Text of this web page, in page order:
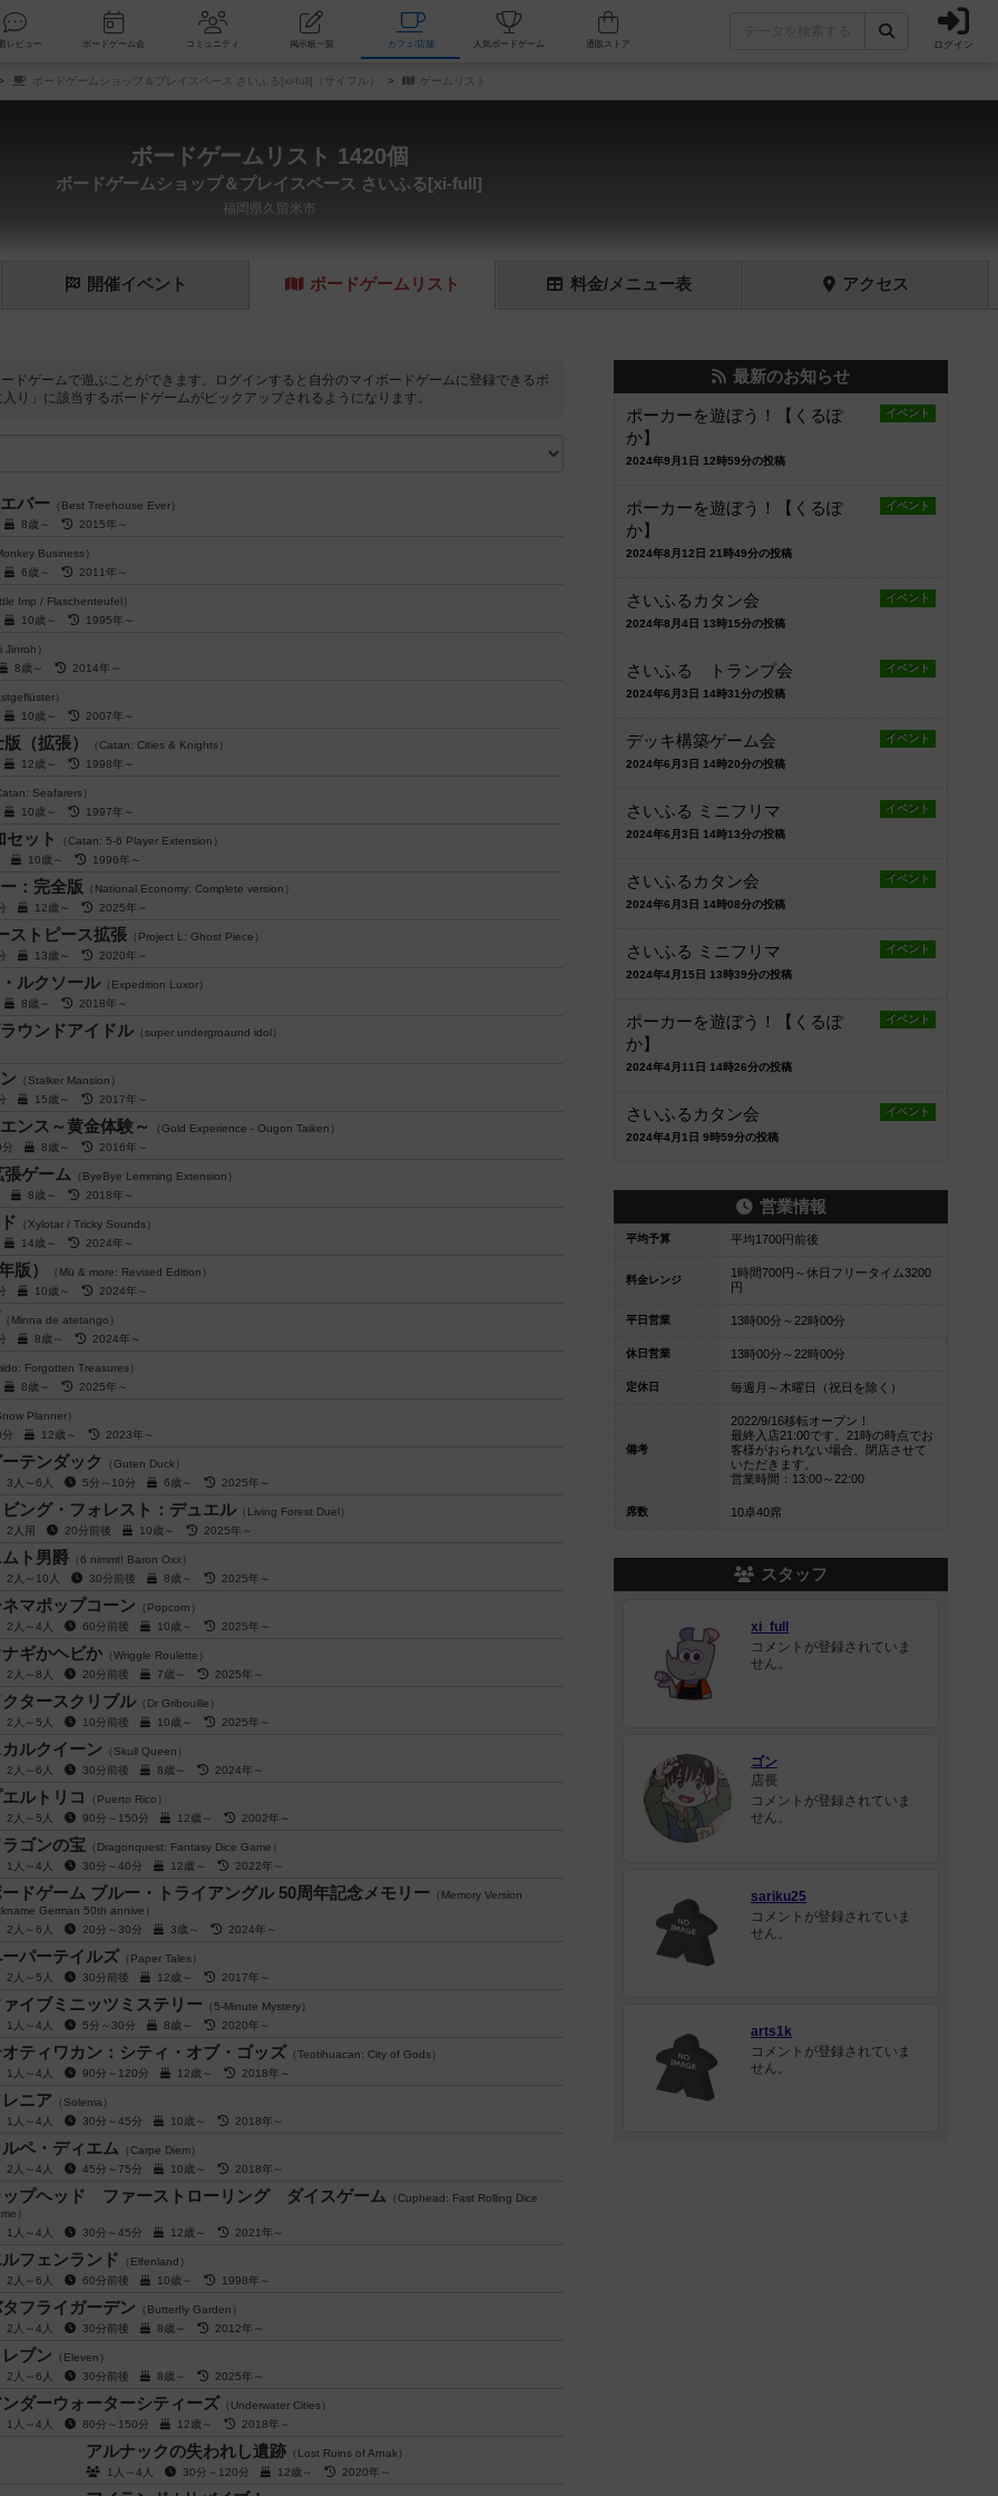
新着レビュー ボードゲーム会 コミュニティ 掲示板一覧 カフェ/店舗 人気ボードゲーム ログイン
ボードゲームショップ＆プレイスペース さいふる[xi-full]（サイフル） ゲームリスト
ボードゲームリスト 1420個
ボードゲームショップ＆プレイスペース さいふる[xi-full]
福岡県久留米市
開催イベント ボードゲーム リスト 料金/メニュー表 アクセス
ドゲームで遊ぶことができます。ログインすると自分のマイボードゲームに登録できるボ
り」に該当するボードゲームがピックアップされるようになります。
バー （Best Treehouse Ever）
8歳～ 2015年～
Business）
6歳～ 2011年～
Imp / Flaschenteufel）
10歳～ 1995年～
）
8歳～
2014年～
）
10歳～ 2007年～
（拡張）
（Catan: Cities & Knights）
12歳～ 1998年～
Seafarers）
10歳～ 1997年～
セット
（Catan: 5-6 Player Extension）
10歳～ 1996年～
：完全版 （National Economy: Complete version）
12歳～ 2025年～
ストピース拡張 （Project L: Ghost Piece）
13歳～ 2020年～
ルクソール （Expedition Luxor）
8歳～ 2018年～
ウンドアイドル （super undergroaund idol）
（Stalker Mansion）
15歳～ 2017年～
ンス～黄金体験～
（Gold Experience - Ougon Taiken）
分
8歳～ 2016年～
ゲーム （ByeBye Lemming Extension）
8歳～ 2018年～
（Xylotar / Tricky Sounds）
14歳～ 2024年～
版）
（Mü & more: Revised Edition）
10歳～ 2024年～
（Minna de atetango）
8歳～ 2024年～
Forgotten Treasures）
8歳～ 2025年～
Planner）
分
12歳～ 2023年～
テンダック
（Guten Duck）
3人～6人
5分～10分 6歳～ 2025年～
ング・フォレスト：デュエル （Living Forest Duel）
2人用
20分前後 10歳～ 2025年～
ト男爵 （6 nimmt! Baron Oxx）
2人～10人
30分前後 8歳～ 2025年～
マポップコーン （Popcorn）
2人～4人
60分前後 10歳～ 2025年～
ギかヘビか （Wriggle Roulette）
2人～8人
20分前後 7歳～ 2025年～
タースクリブル （Dr Gribouille）
2人～5人
10分前後 10歳～ 2025年～
ルクイーン （Skull Queen）
2人～6人
30分前後 8歳～ 2024年～
ルトリコ
（Puerto Rico）
2人～5人
90分～150分 12歳～ 2002年～
ゴンの宝 （Dragonquest: Fantasy Dice Game）
1人～4人
30分～40分 12歳～ 2022年～
ドゲーム ブルー・トライアングル 50周年記念メモリー （Memory Version
German 50th annive）
2人～6人
20分～30分 3歳～ 2024年～
パーテイルズ （Paper Tales）
2人～5人
30分前後 12歳～ 2017年～
イブミニッツミステリー （5-Minute Mystery）
1人～4人
5分～30分 8歳～ 2020年～
ティワカン：シティ・オブ・ゴッズ （Teotihuacan: City of Gods）
1人～4人
90分～120分 12歳～ 2018年～
ニア （Solenia）
1人～4人
30分～45分 10歳～ 2018年～
ペ・ディエム （Carpe Diem）
2人～4人
45分～75分 10歳～ 2018年～
ップヘッド ファーストローリング ダイスゲーム （Cuphead: Fast Rolling Dice
）
1人～4人
30分～45分 12歳～ 2021年～
フェンランド （Elfenland）
2人～6人
60分前後 10歳～ 1998年～
フライガーデン （Butterfly Garden）
2人～4人
30分前後 8歳～ 2012年～
ブン （Eleven）
2人～6人
30分前後 8歳～ 2025年～
ダーウォーターシティーズ （Underwater Cities）
1人～4人
80分～150分 12歳～ 2018年～
アルナックの失われし遺跡 （Lost Ruins of Arnak）
1人～4人
30分～120分 12歳～ 2020年～
最新のお知らせ
イベント
ポーカーを遊ぼう！【くるぽ
か】
2024年9月1日 12時59分の投稿
イベント
ポーカーを遊ぼう！【くるぽ
か】
2024年8月12日 21時49分の投稿
イベント
さいふるカタン会
2024年8月4日 13時15分の投稿
イベント
さいふる トランプ会
2024年6月3日 14時31分の投稿
イベント
デッキ構築ゲーム会
2024年6月3日 14時20分の投稿
イベント
さいふる ミニフリマ
2024年6月3日 14時13分の投稿
イベント
さいふるカタン会
2024年6月3日 14時08分の投稿
イベント
さいふる ミニフリマ
2024年4月15日 13時39分の投稿
イベント
ポーカーを遊ぼう！【くるぽ
か】
2024年4月11日 14時26分の投稿
イベント
さいふるカタン会
2024年4月1日 9時59分の投稿
営業情報
平均予算 平均1700円前後
料金レンジ
1時間700円～休日フリータイム3200
円
平日営業 13時00分～22時00分
休日営業 13時00分～22時00分
定休日 毎週月～木曜日（祝日を除く）
備考
2022/9/16移転オープン！
最終入店21:00です。21時の時点でお
客様がおられない場合、閉店させて
いただきます。
営業時間：13:00～22:00
席数 10卓40席
スタッフ
xi_full
コメントが登録されていま
せん。
ゴン
店長
コメントが登録されていま
せん。
sariku25
コメントが登録されていま
せん。
arts1k
コメントが登録されていま
せん。